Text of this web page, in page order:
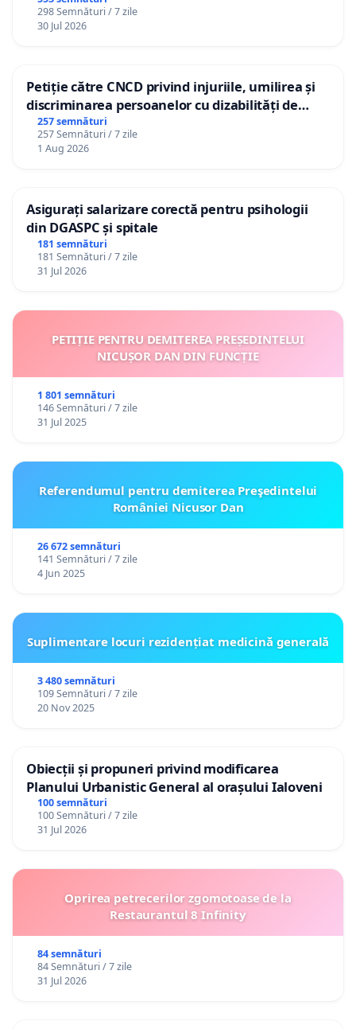
298 Semnături / 7 zile
30 Jul 2026
Petiție către CNCD privind injuriile, umilirea și
discriminarea persoanelor cu dizabilități de
către utilizatorul TikTok „Gorici”
257 semnături
257 Semnături / 7 zile
1 Aug 2026
Asigurați salarizare corectă pentru psihologii
din DGASPC și spitale
181 semnături
181 Semnături / 7 zile
31 Jul 2026
PETIȚIE PENTRU DEMITEREA PREȘEDINTELUI
NICUȘOR DAN DIN FUNCȚIE
1 801 semnături
146 Semnături / 7 zile
31 Jul 2025
Referendumul pentru demiterea Preşedintelui
României Nicusor Dan
26 672 semnături
141 Semnături / 7 zile
4 Jun 2025
Suplimentare locuri rezidențiat medicină generală
3 480 semnături
109 Semnături / 7 zile
20 Nov 2025
Obiecții și propuneri privind modificarea
Planului Urbanistic General al orașului Ialoveni
100 semnături
100 Semnături / 7 zile
31 Jul 2026
Oprirea petrecerilor zgomotoase de la
Restaurantul 8 Infinity
84 semnături
84 Semnături / 7 zile
31 Jul 2026